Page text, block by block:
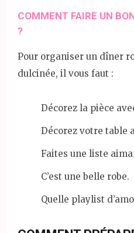
COMMENT FAIRE UN
?
Pour organiser un dîner
dulcinée, il vous faut :
Décorez la pièce
Décorez votre table
Faites une liste
C’est une belle robe.
Quelle playlist